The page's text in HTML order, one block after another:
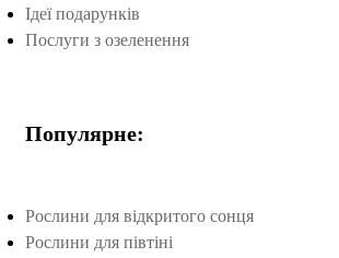
Ідеї подарунків
Послуги з озеленення
Популярне:
Рослини для відкритого сонця
Рослини для півтіні